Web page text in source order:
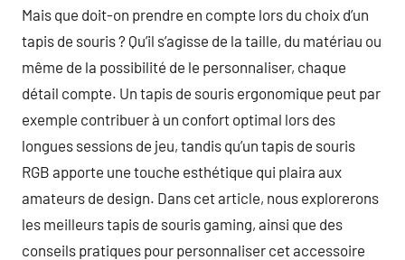
Mais que doit-on prendre en compte lors du choix d’un
tapis de souris ? Qu’il s’agisse de la taille, du matériau ou
même de la possibilité de le personnaliser, chaque
détail compte. Un tapis de souris ergonomique peut par
exemple contribuer à un confort optimal lors des
longues sessions de jeu, tandis qu’un tapis de souris
RGB apporte une touche esthétique qui plaira aux
amateurs de design. Dans cet article, nous explorerons
les meilleurs tapis de souris gaming, ainsi que des
conseils pratiques pour personnaliser cet accessoire